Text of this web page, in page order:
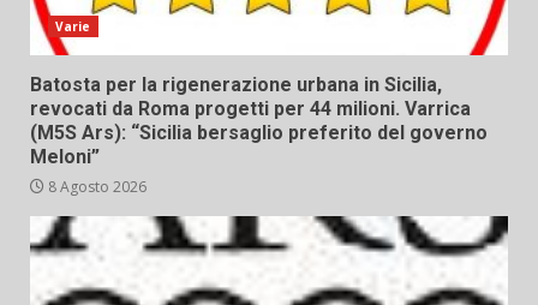
Varie
Batosta per la rigenerazione urbana in Sicilia,
revocati da Roma progetti per 44 milioni. Varrica
(M5S Ars): “Sicilia bersaglio preferito del governo
Meloni”
8 Agosto 2026